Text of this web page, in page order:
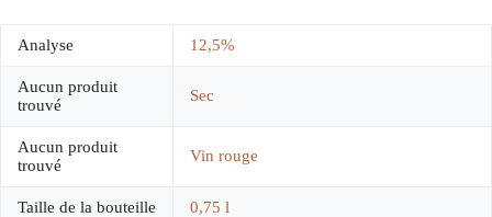
Analyse 12,5%
Aucun produit
trouvé
Sec
Aucun produit
trouvé
Vin rouge
Taille de la bouteille 0,75 l